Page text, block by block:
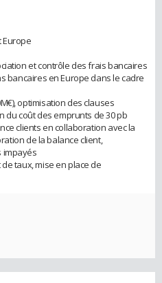
Europe
et contrôle des frais bancaires
bancaires en Europe dans le cadre
optimisation des clauses
du coût des emprunts de 30 pb
clients en collaboration avec la
de la balance client,
impayés
taux, mise en place de